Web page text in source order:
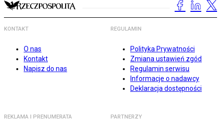
KONTAKT
O nas
Kontakt
Napisz do nas
REGULAMIN
Polityka Prywatności
Zmiana ustawień zgód
Regulamin serwisu
Informacje o nadawcy
Deklaracja dostępności
REKLAMA I PRENUMERATA PARTNERZY